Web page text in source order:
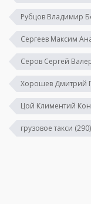
Рубцов Владимир
Сергеев Максим
Серов Сергей
Хорошев Дмитрий
Цой Климентий
грузовое такси (290)